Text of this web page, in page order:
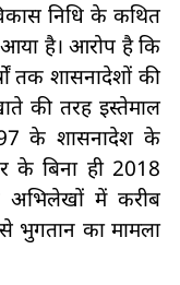
निधि के कथित
है। आरोप है कि
तक शासनादेशों की
की तरह इस्तेमाल
के शासनादेश के
के बिना ही 2018
अभिलेखों में करीब
भुगतान का मामला